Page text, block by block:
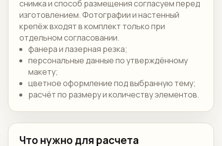
снимка и способ размещения согласуем перед
изготовлением. Фотографии и настенный
крепёж входят в комплект только при
отдельном согласовании.
фанера и лазерная резка;
персональные данные по утверждённому
макету;
цветное оформление под выбранную тему;
расчёт по размеру и количеству элементов.
Что нужно для расчета